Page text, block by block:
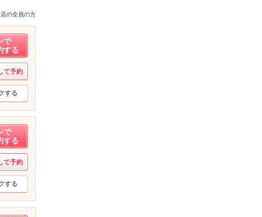
の全員の方
で
する
て予約
する
で
する
て予約
する